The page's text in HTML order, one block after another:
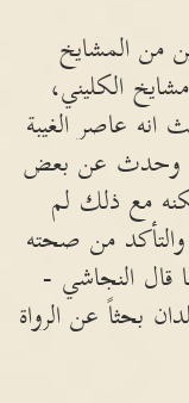
من المشايخ
الكليني،
انه عاصر الغيبة
وحدث عن بعض
مع ذلك لم
من صحته
قال النجاشي -
بحثاً عن الرواة